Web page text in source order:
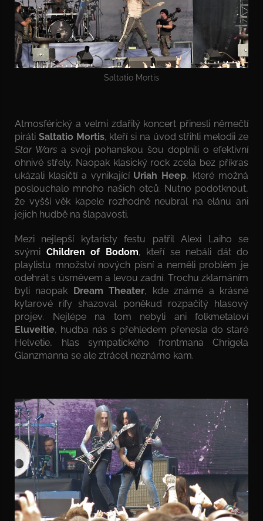
Saltatio Mortis
Atmosférický a velmi zdařilý koncert přinesli němečtí
piráti Saltatio Mortis, kteří si na úvod střihli melodii ze
Star Wars a svoji pohanskou šou doplnili o efektivní
ohnivé střely. Naopak klasický rock zcela bez příkras
ukázali klasičtí a vynikající Uriah Heep, které možná
poslouchalo mnoho našich otců. Nutno podotknout,
že vyšší věk kapele rozhodně neubral na elánu ani
jejich hudbě na šlapavosti.
Mezi nejlepší kytaristy festu patřil Alexi Laiho se
svými Children of Bodom, kteří se nebáli dát do
playlistu množství nových písní a neměli problém je
odehrát s úsměvem a levou zadní. Trochu zklamáním
byli naopak Dream Theater, kde známé a krásné
kytarové rify shazoval poněkud rozpačitý hlasový
projev. Nejlépe na tom nebyli ani folkmetaloví
Eluveitie, hudba nás s přehledem přenesla do staré
Helvetie, hlas sympatického frontmana Chrigela
Glanzmanna se ale ztrácel neznámo kam.